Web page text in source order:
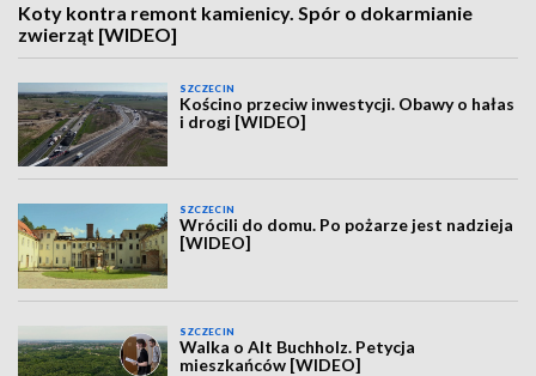
Koty kontra remont kamienicy. Spór o dokarmianie
zwierząt [WIDEO]
SZCZECIN
Kościno przeciw inwestycji. Obawy o hałas
i drogi [WIDEO]
SZCZECIN
Wrócili do domu. Po pożarze jest nadzieja
[WIDEO]
SZCZECIN
Walka o Alt Buchholz. Petycja
mieszkańców [WIDEO]